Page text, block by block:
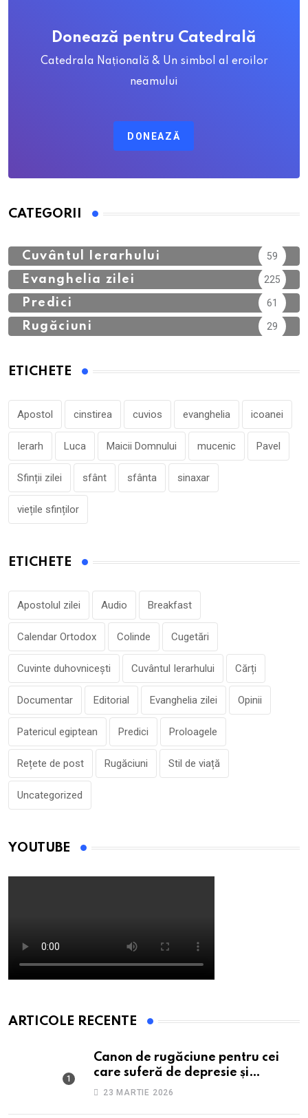
Donează pentru Catedrală
Catedrala Națională & Un simbol al eroilor
neamului
DONEAZĂ
CATEGORII
Cuvântul Ierarhului 59
Evanghelia zilei 225
Predici 61
Rugăciuni 29
ETICHETE
Apostol cinstirea cuvios evanghelia icoanei
Ierarh Luca Maicii Domnului mucenic Pavel
Sfinții zilei sfânt sfânta sinaxar
viețile sfinților
ETICHETE
Apostolul zilei Audio Breakfast
Calendar Ortodox Colinde Cugetări
Cuvinte duhovnicești Cuvântul Ierarhului Cărți
Documentar Editorial Evanghelia zilei Opinii
Patericul egiptean Predici Proloagele
Rețete de post Rugăciuni Stil de viață
Uncategorized
YOUTUBE
ARTICOLE RECENTE
Canon de rugăciune pentru cei
care suferă de depresie și
anxietate
23 MARTIE 2026